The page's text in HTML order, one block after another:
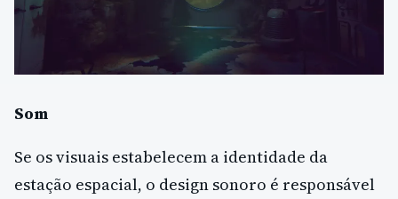
Som
Se os visuais estabelecem a identidade da
estação espacial, o design sonoro é responsável